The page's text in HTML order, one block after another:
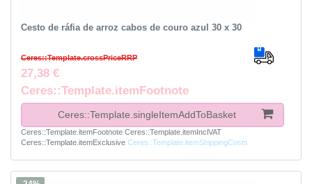
Cesto de ráfia de arroz cabos de couro azul 30 x 30
Ceres::Template.crossPriceRRP
27,38 €
Ceres::Template.itemFootnote
Ceres::Template.singleItemAddToBasket
Ceres::Template.itemFootnote Ceres::Template.itemInclVAT
Ceres::Template.itemExclusive Ceres::Template.itemShippingCosts